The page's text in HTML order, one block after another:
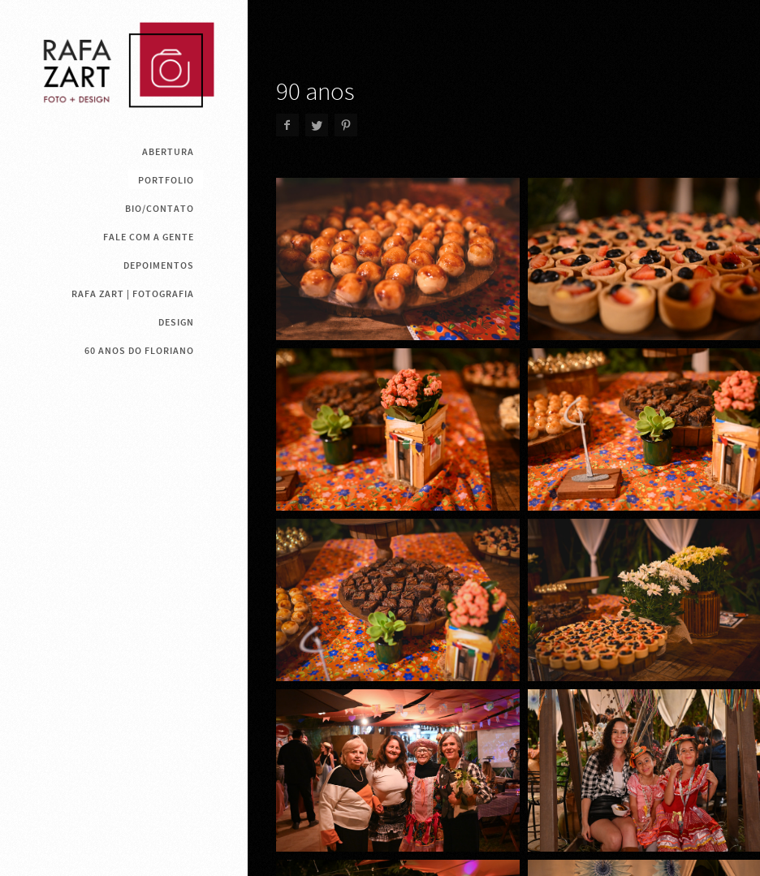
ABERTURA
PORTFOLIO
BIO/CONTATO
FALE COM A GENTE
DEPOIMENTOS
RAFA ZART | FOTOGRAFIA
DESIGN
60 ANOS DO FLORIANO
90 anos